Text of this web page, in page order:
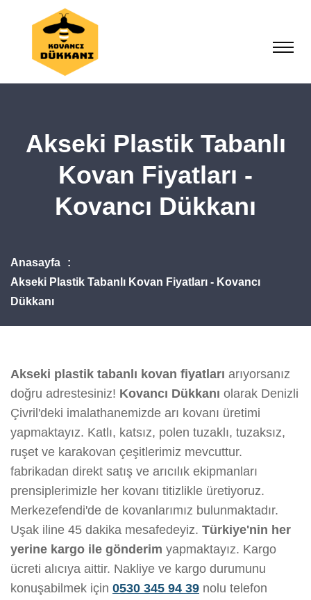
Akseki Plastik Tabanlı
Kovan Fiyatları -
Kovancı Dükkanı
Anasayfa
Akseki Plastik Tabanlı Kovan Fiyatları - Kovancı
Dükkanı
Akseki plastik tabanlı kovan fiyatları arıyorsanız
doğru adrestesiniz! Kovancı Dükkanı olarak Denizli
Çivril'deki imalathanemizde arı kovanı üretimi
yapmaktayız. Katlı, katsız, polen tuzaklı, tuzaksız,
ruşet ve karakovan çeşitlerimiz mevcuttur.
fabrikadan direkt satış ve arıcılık ekipmanları
prensiplerimizle her kovanı titizlikle üretiyoruz.
Merkezefendi'de de kovanlarımız bulunmaktadır.
Uşak iline 45 dakika mesafedeyiz. Türkiye'nin her
yerine kargo ile gönderim yapmaktayız. Kargo
ücreti alıcıya aittir. Nakliye ve kargo durumunu
konuşabilmek için 0530 345 94 39 nolu telefon